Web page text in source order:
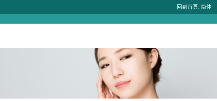
回到首頁. 简体